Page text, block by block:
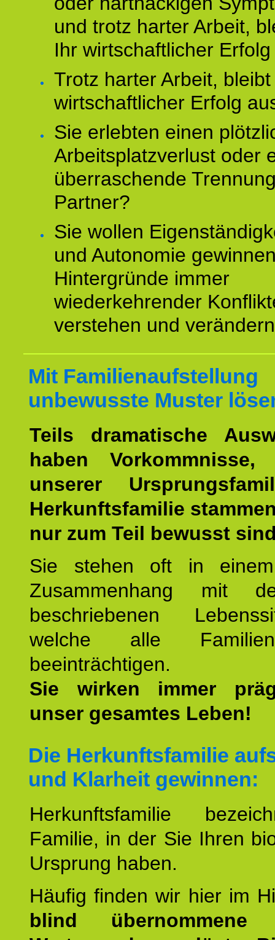
und trotz harter Arbeit,
Ihr wirtschaftlicher
Trotz harter Arbeit,
wirtschaftlicher Erfolg
Sie erlebten einen
Arbeitsplatzverlust oder
überraschende
Partner?
Sie wollen
und Autonomie
Hintergründe immer
wiederkehrender
verstehen und
Mit Familienaufstellung
unbewusste Muster
Teils dramatische
haben
unserer
Herkunftsfamilie
nur zum Teil bewusst
Sie stehen oft in
Zusammenhang mit
beschriebenen
welche alle
beeinträchtigen.
Sie wirken immer
unser gesamtes Leben!
Die Herkunftsfamilie
und Klarheit gewinnen:
Herkunftsfamilie
Familie, in der Sie Ihren
Ursprung haben.
Häufig finden wir hier im
blind übernommene